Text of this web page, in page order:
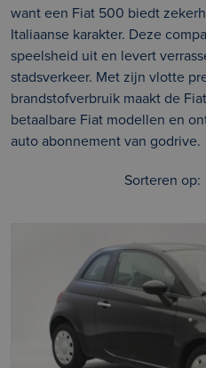
want een Fiat 500 biedt
Italiaanse karakter. Deze
speelsheid uit en levert
stadsverkeer. Met zijn vlotte
brandstofverbruik maakt de
betaalbare Fiat modellen en
auto abonnement van godrive.
Sorteren op: